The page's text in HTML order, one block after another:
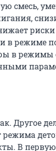
смесь,
в режиме
в режимы
Другое
режима
В